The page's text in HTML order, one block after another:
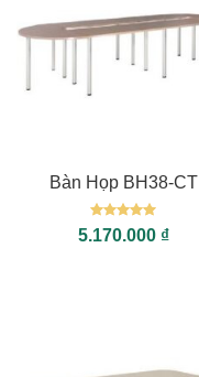
Bàn Họp BH38-CT
Được xếp
hạng55
5.170.000 ₫